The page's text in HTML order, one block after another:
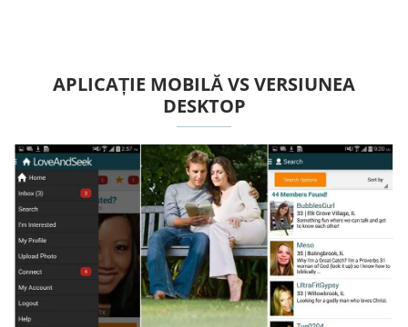
APLICAȚIE MOBILĂ VS VERSIUNEA
DESKTOP